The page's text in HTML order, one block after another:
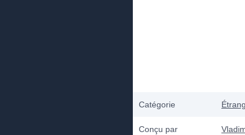
Catégorie
Conçu par